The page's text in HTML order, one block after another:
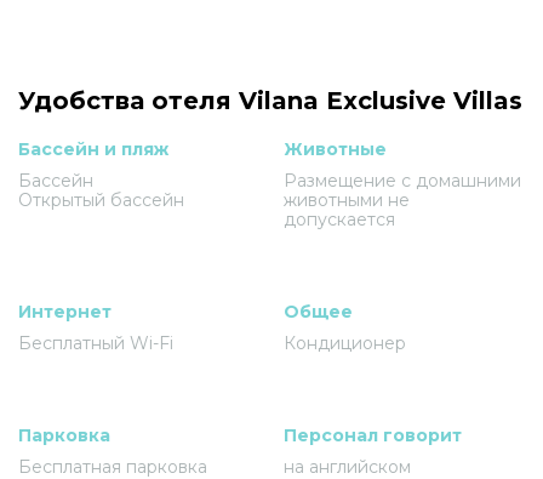
Удобства отеля Vilana Exclusive Villas
Бассейн и пляж
Бассейн
Открытый бассейн
Животные
Размещение с домашними
животными не
допускается
Интернет
Бесплатный Wi-Fi
Общее
Кондиционер
Парковка
Бесплатная парковка
Персонал говорит
на английском